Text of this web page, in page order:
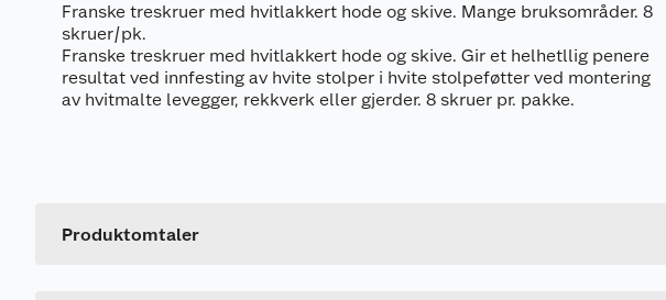
Franske treskruer med hvitlakkert hode og skive. Mange bruksområder. 8
skruer/pk.
Franske treskruer med hvitlakkert hode og skive. Gir et helhetllig penere
resultat ved innfesting av hvite stolper i hvite stolpeføtter ved montering
av hvitmalte levegger, rekkverk eller gjerder. 8 skruer pr. pakke.
Produktomtaler
Leverandørens artikkelnummer